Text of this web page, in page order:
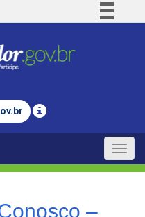
Comunica BR
Legislação
Toggle
–